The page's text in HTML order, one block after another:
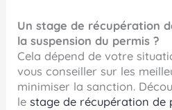
Un stage de récupération
la suspension du permis ?
Cela dépend de votre
vous conseiller sur les
minimiser la sanction.
lestage de récupération de